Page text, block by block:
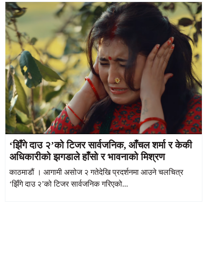
‘झिँगे दाउ २’को टिजर सार्वजनिक, आँचल शर्मा र केकी
अधिकारीको झगडाले हाँसो र भावनाको मिश्रण
काठमाडौं । आगामी असोज २ गतेदेखि प्रदर्शनमा आउने चलचित्र
‘झिँगे दाउ २’को टिजर सार्वजनिक गरिएको...